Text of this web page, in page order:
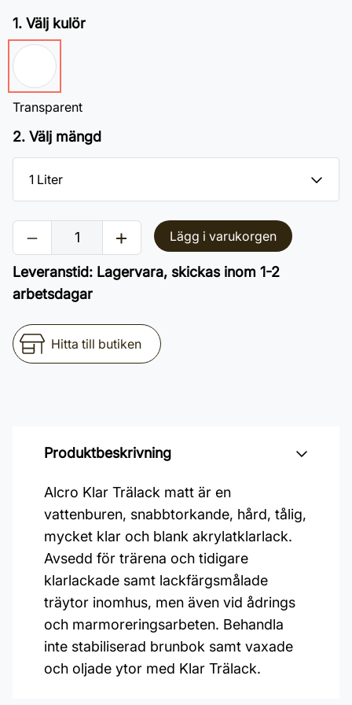
1. Välj kulör
Transparent
2. Välj mängd
Lägg i varukorgen
Leveranstid: Lagervara, skickas inom 1-2
arbetsdagar
Hitta till butiken
Produktbeskrivning
Alcro Klar Trälack matt är en
vattenburen, snabbtorkande, hård, tålig,
mycket klar och blank akrylatklarlack.
Avsedd för trärena och tidigare
klarlackade samt lackfärgsmålade
träytor inomhus, men även vid ådrings
och marmoreringsarbeten. Behandla
inte stabiliserad brunbok samt vaxade
och oljade ytor med Klar Trälack.